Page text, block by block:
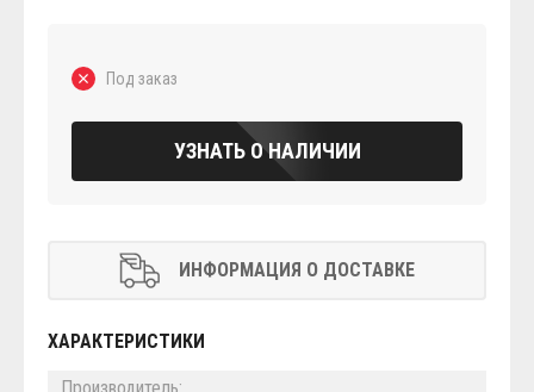
Под заказ
УЗНАТЬ О НАЛИЧИИ
ИНФОРМАЦИЯ О ДОСТАВКЕ
ХАРАКТЕРИСТИКИ